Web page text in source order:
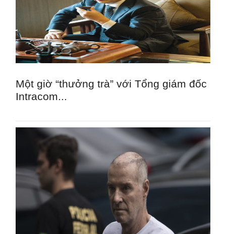
Một giờ “thưởng trà” với Tổng giám đốc
Intracom...